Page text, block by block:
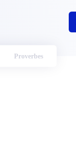
Proverbes